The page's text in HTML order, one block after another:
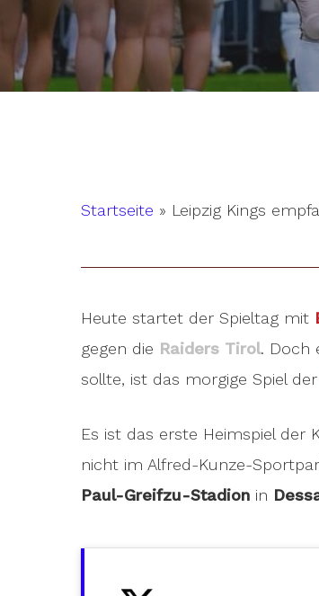
Hit enter to search or ESC to
Startseite » Leipzig Kings
Heute startet der Spieltag mit
gegen die Raiders Tirol. Doch
sollte, ist das morgige Spiel der
Es ist das erste Heimspiel der
nicht im Alfred-Kunze-
Paul-Greifzu-Stadion in